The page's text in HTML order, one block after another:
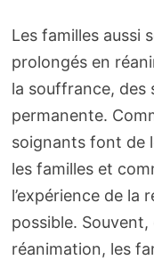
Les familles aussi
prolongés en
la souffrance, des
permanente.
soignants font de
les familles et
l’expérience de la
possible.
réanimation, les